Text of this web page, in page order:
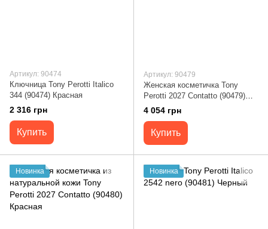
Артикул: 90474
Ключница Tony Perotti Italico
344 (90474) Красная
2 316 грн
Купить
Артикул: 90479
Женская косметичка Tony
Perotti 2027 Contatto (90479)
Черная
4 054 грн
Купить
Новинка Новинка